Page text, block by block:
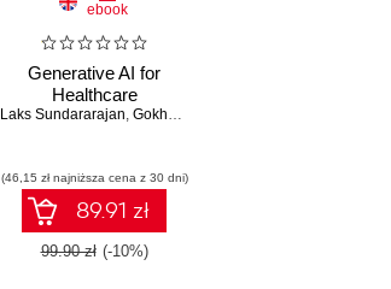
ebook
Generative AI for
Healthcare
Laks Sundararajan, Gokhul Srinivasan
(46,15 zł najniższa cena z 30 dni)
89.91 zł
99.90 zł (-10%)